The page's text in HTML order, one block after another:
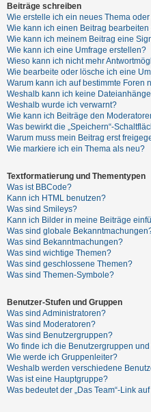
Beiträge schreiben
Wie erstelle ich ein neues Thema
Wie kann ich einen Beitrag
Wie kann ich meinem Beitrag eine
Wie kann ich eine Umfrage erstellen?
Wieso kann ich nicht mehr
Wie bearbeite oder lösche ich eine
Warum kann ich auf bestimmte Foren
Weshalb kann ich keine
Weshalb wurde ich verwarnt?
Wie kann ich Beiträge den
Was bewirkt die „Speichern“-
Warum muss mein Beitrag erst
Wie markiere ich ein Thema als neu?
Textformatierung und Thementypen
Was ist BBCode?
Kann ich HTML benutzen?
Was sind Smileys?
Kann ich Bilder in meine Beiträge
Was sind globale
Was sind Bekanntmachungen?
Was sind wichtige Themen?
Was sind geschlossene Themen?
Was sind Themen-Symbole?
Benutzer-Stufen und Gruppen
Was sind Administratoren?
Was sind Moderatoren?
Was sind Benutzergruppen?
Wo finde ich die Benutzergruppen
Wie werde ich Gruppenleiter?
Weshalb werden verschiedene
Was ist eine Hauptgruppe?
Was bedeutet der „Das Team“-Link